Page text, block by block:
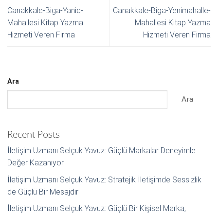
Canakkale-Biga-Yanic-
Mahallesi Kitap Yazma
Hizmeti Veren Firma
Canakkale-Biga-Yenimahalle-
Mahallesi Kitap Yazma
Hizmeti Veren Firma
Ara
Ara
Recent Posts
İletişim Uzmanı Selçuk Yavuz: Güçlü Markalar Deneyimle
Değer Kazanıyor
İletişim Uzmanı Selçuk Yavuz: Stratejik İletişimde Sessizlik
de Güçlü Bir Mesajdır
İletişim Uzmanı Selçuk Yavuz: Güçlü Bir Kişisel Marka,